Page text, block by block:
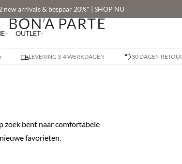
new arrivals & bespaar 20%* | SHOP NU
OUTLET
LEVERING 3-4 WERKDAGEN 30 DAGEN
zoek bent naar comfortabele
favorieten.